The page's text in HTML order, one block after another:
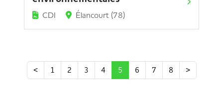
CDI Élancourt (78)
< 1 2 3 4 5 6 7 8 >